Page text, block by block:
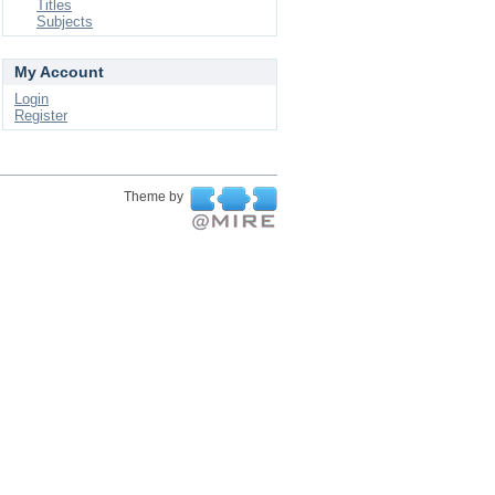
Titles
Subjects
My Account
Login
Register
Theme by